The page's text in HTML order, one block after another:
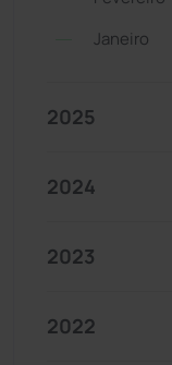
Janeiro
2025
2024
2023
2022